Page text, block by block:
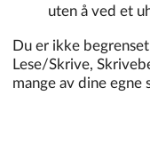
uten å ved et
Du er ikke
Lese/Skrive,
mange av dine egne